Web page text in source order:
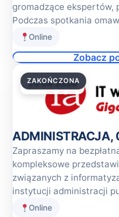
gromadzące ekspertów,
Podczas spotkania
Online
Zobacz
23.04.2026
ZAKOŃCZONA
Zapraszamy na
kompleksowe
związanych z
instytucji administracji
Online